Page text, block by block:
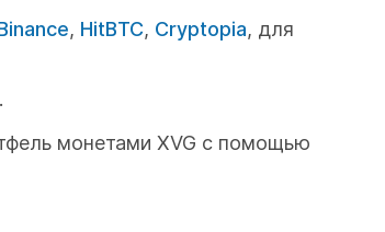
, HitBTC, Cryptopia, для
монетами XVG с помощью